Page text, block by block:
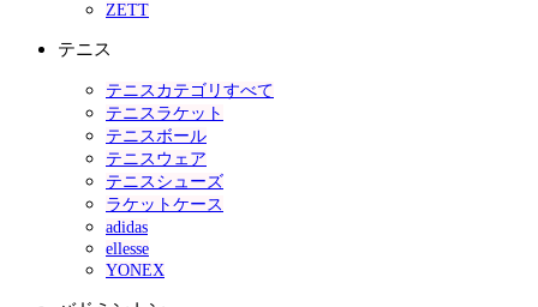
ZETT
テニス
テニスカテゴリすべて
テニスラケット
テニスボール
テニスウェア
テニスシューズ
ラケットケース
adidas
ellesse
YONEX